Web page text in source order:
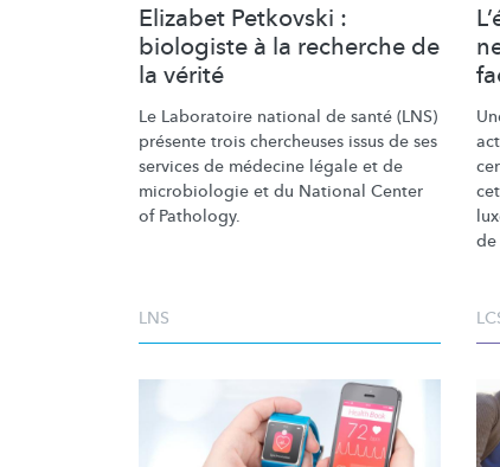
Elizabet Petkovski :
biologiste à la recherche de
la vérité
Le Laboratoire national de santé (LNS)
présente trois chercheuses issus de ses
services de médecine légale et de
microbiologie et du National Center
of Pathology.
LNS
de